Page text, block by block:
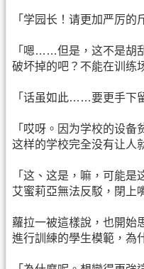
「学园长！请更加严厉的
「嗯……但是，这不是胡
破坏掉的吧？不能在训练
「话虽如此……要更手下
「哎呀。因为学校的设备
这样的学校完全没有让人
「这、这是，嘛，可能
艾蜜莉亞無法反駁，閉上
蘿拉一被這樣說，也開始
進行訓練的學生模範，為